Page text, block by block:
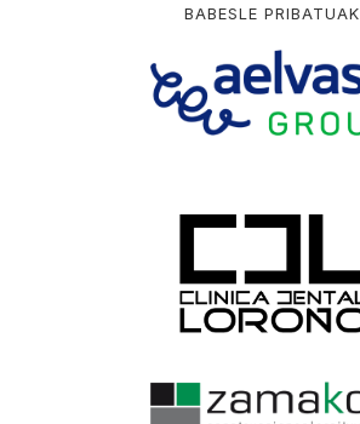
BABESLE PRIBATUAK